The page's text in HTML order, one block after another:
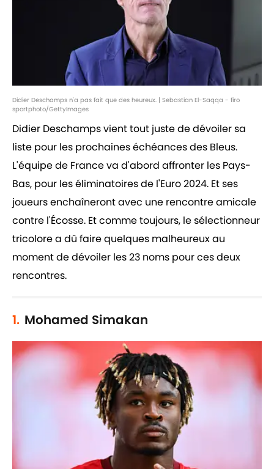
Didier Deschamps n'a pas fait que des heureux. | Sebastian El-Saqqa - firo
sportphoto/GettyImages
Didier Deschamps vient tout juste de dévoiler sa
liste pour les prochaines échéances des Bleus.
L'équipe de France va d'abord affronter les Pays-
Bas, pour les éliminatoires de l'Euro 2024. Et ses
joueurs enchaîneront avec une rencontre amicale
contre l'Écosse. Et comme toujours, le sélectionneur
tricolore a dû faire quelques malheureux au
moment de dévoiler les 23 noms pour ces deux
rencontres.
1. Mohamed Simakan